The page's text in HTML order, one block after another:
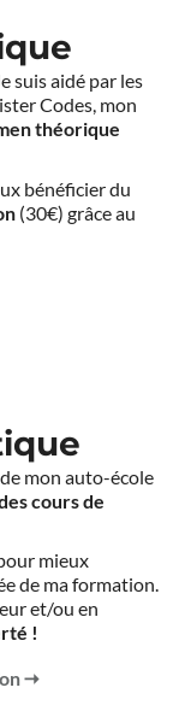
suis aidé par les
Codes, mon
théorique
bénéficier du
(30€) grâce au
mon auto-école
cours de
mieux
de ma formation.
et/ou en
!